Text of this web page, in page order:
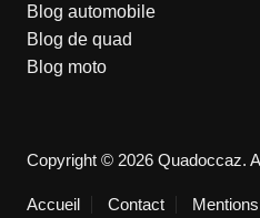
Blog automobile
Blog de quad
Blog moto
Copyright © 2026 Quadoccaz.
Accueil Contact